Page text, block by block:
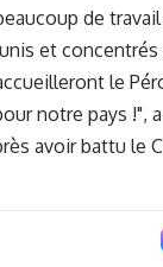
de
et concentrés
le
notre pays !",
avoir battu le